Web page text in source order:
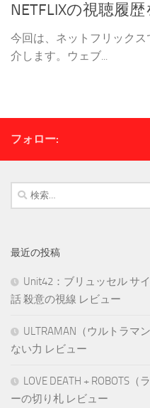
NETFLIXの視聴履
今回は、ネットフリック
介します。ウェブ...
フォロー:
検
索:
最近の投稿
Unit42：ブリュッセル サ
話 殺意の視線 レビュー
ULTRAMAN（ウルトラマ
ない力 レビュー
LOVE DEATH + ROBOTS
ーの切り札 レビュー